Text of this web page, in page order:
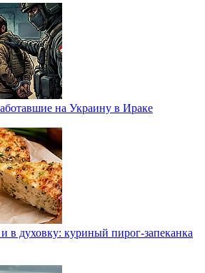
на Украину в Ираке
духовку: куриный пирог-запеканка